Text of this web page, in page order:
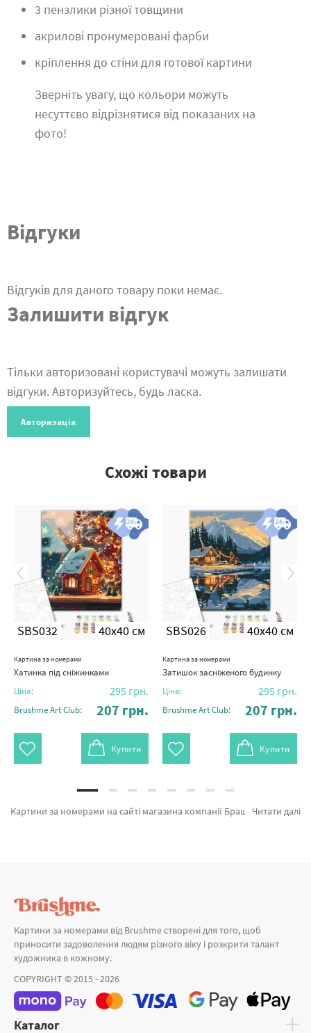
3 пензлики різної товщини
акрилові пронумеровані фарби
кріплення до стіни для готової картини
Зверніть увагу, що кольори можуть
несуттєво відрізнятися від показаних на
фото!
Відгуки
Відгуків для даного товару поки немає.
Залишити відгук
Тільки авторизовані користувачі можуть залишати
відгуки. Авторизуйтесь, будь ласка.
Авторизація
Схожі товари
SBS032 40x40 см
Картина за номерами
Хатинка під сніжинками
Ціна: 295 грн.
Brushme Art Club: 207 грн.
Купити
SBS026 40x40 см
Картина за номерами
Затишок засніженого будинку
Ціна: 295 грн.
Brushme Art Club: 207 грн.
Купити
Читати далі
Картини за номерами на сайті магазина компанії Брашмі. В даному місці можно легко купити Картина за номерами Крихітка зайченя SBS001 від відомого бренду Brushme який підкуповує авторським підходом. Кожен продукт лінійки «Головна» розроблено нашими дизайнерами. Будиночок тістечко, Кавовий будиночок и Квітковий гномик а также широкий вибір позицій за прийнятною ціною. Купуючи Балерина разом з картина за номерами кіт блискавично привеземо в Тернопіль або інше зручне місто. Птахи та картини за номерами натюрморти, купуйте прямо зараз!
Картини за номерами від Brushme створені для того, щоб
приносити задоволення людям різного віку і розкрити талант
художника в кожному.
COPYRIGHT © 2015 - 2026
Каталог